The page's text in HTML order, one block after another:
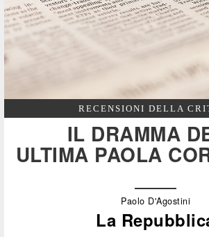
RECENSIONI DELLA
IL DRAMMA
ULTIMA PAOLA
Paolo D'Agostini
La